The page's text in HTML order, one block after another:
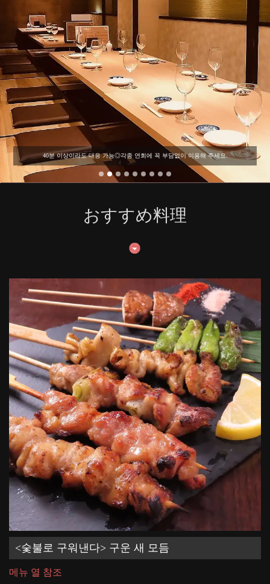
40분 이상이라도 대응 가능◎각종 연회에 꼭 부담없이 이용해 주세요.
おすすめ料理
<숯불로 구워낸다> 구운 새 모듬
메뉴 열 참조